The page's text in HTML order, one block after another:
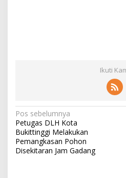
Ikuti
N
a
v
i
Pos sebelumnya
Petugas DLH Kota
Bukittinggi Melakukan
Pemangkasan Pohon
Disekitaran Jam Gadang